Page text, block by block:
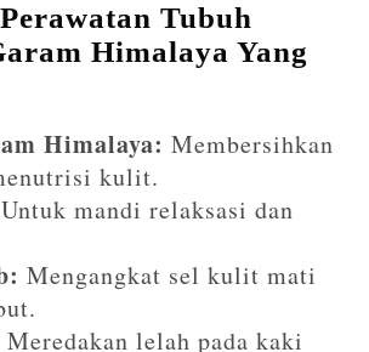
Tubuh
Himalaya Yang
Himalaya: Membersihkan
kulit.
Untuk mandi relaksasi dan
Mengangkat sel kulit mati
Meredakan lelah pada kaki